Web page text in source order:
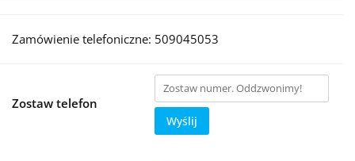
Zamówienie telefoniczne: 509045053
Zostaw telefon
Wyślij